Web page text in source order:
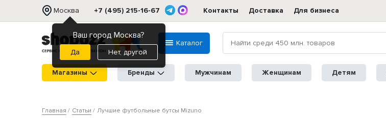
Москва
Ваш город Москва?
Нет, другой
+7 (495) 215-16-67 Контакты Доставка Для бизнеса
Каталог
Магазины Бренды Мужчинам Женщинам Детям
Главная Статьи Лучшие футбольные бутсы Mizuno